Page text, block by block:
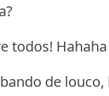
todos! Hahaha
de